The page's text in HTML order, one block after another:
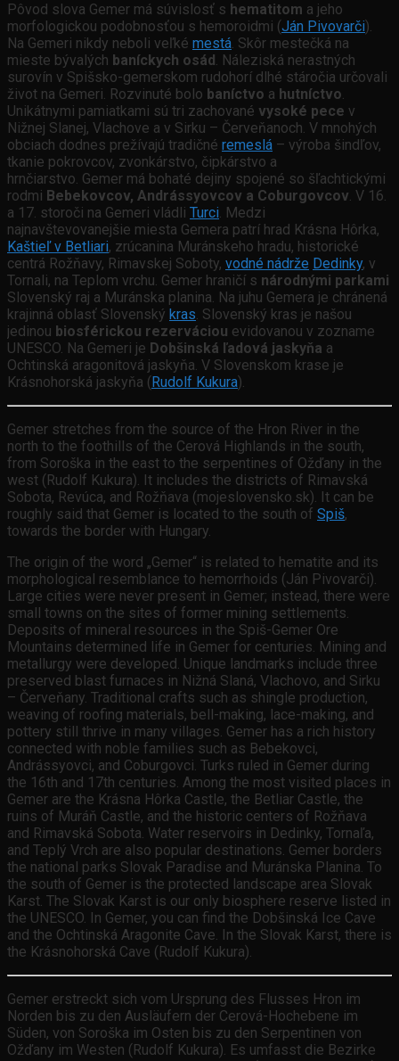
Pôvod slova Gemer má súvislosť s hematitom a jeho
morfologickou podobnosťou s hemoroidmi (Ján Pivovarči).
Na Gemeri nikdy neboli veľké mestá. Skôr mestečká na
mieste bývalých baníckych osád . Náleziská nerastných
surovín v Spišsko-gemerskom rudohorí dlhé stáročia určovali
život na Gemeri. Rozvinuté bolo baníctvo a hutníctvo.
Unikátnymi pamiatkami sú tri zachované vysoké pece v
Nižnej Slanej, Vlachove a v Sirku – Červeňanoch. V mnohých
obciach dodnes prežívajú tradičné remeslá – výroba šindľov,
tkanie pokrovcov, zvonkárstvo, čipkárstvo a
hrnčiarstvo. Gemer má bohaté dejiny spojené so šľachtickými
rodmi Bebekovcov, Andrássyovcov a Coburgovcov. V 16.
a 17. storoči na Gemeri vládli Turci. Medzi
najnavštevovanejšie miesta Gemera patrí hrad Krásna Hôrka,
Kaštieľ v Betliari, zrúcanina Muránskeho hradu, historické
centrá Rožňavy, Rimavskej Soboty, vodné nádrže Dedinky, v
Tornali, na Teplom vrchu. Gemer hraničí s národnými parkami
Slovenský raj a Muránska planina. Na juhu Gemera je chránená
krajinná oblasť Slovenský kras. Slovenský kras je našou
jedinou biosférickou rezerváciou evidovanou v zozname
UNESCO. Na Gemeri je Dobšinská ľadová jaskyňa a
Ochtinská aragonitová jaskyňa. V Slovenskom krase je
Krásnohorská jaskyňa ( Rudolf Kukura).
Gemer stretches from the source of the Hron River in the
north to the foothills of the Cerová Highlands in the south,
from Soroška in the east to the serpentines of Ožďany in the
west (Rudolf Kukura). It includes the districts of Rimavská
Sobota, Revúca, and Rožňava (mojeslovensko.sk). It can be
roughly said that Gemer is located to the south of Spiš,
towards the border with Hungary.
The origin of the word „Gemer“ is related to hematite and its
morphological resemblance to hemorrhoids (Ján Pivovarči).
Large cities were never present in Gemer; instead, there were
small towns on the sites of former mining settlements.
Deposits of mineral resources in the Spiš-Gemer Ore
Mountains determined life in Gemer for centuries. Mining and
metallurgy were developed. Unique landmarks include three
preserved blast furnaces in Nižná Slaná, Vlachovo, and Sirku
– Červeňany. Traditional crafts such as shingle production,
weaving of roofing materials, bell-making, lace-making, and
pottery still thrive in many villages. Gemer has a rich history
connected with noble families such as Bebekovci,
Andrássyovci, and Coburgovci. Turks ruled in Gemer during
the 16th and 17th centuries. Among the most visited places in
Gemer are the Krásna Hôrka Castle, the Betliar Castle, the
ruins of Muráň Castle, and the historic centers of Rožňava
and Rimavská Sobota. Water reservoirs in Dedinky, Tornaľa,
and Teplý Vrch are also popular destinations. Gemer borders
the national parks Slovak Paradise and Muránska Planina. To
the south of Gemer is the protected landscape area Slovak
Karst. The Slovak Karst is our only biosphere reserve listed in
the UNESCO. In Gemer, you can find the Dobšinská Ice Cave
and the Ochtinská Aragonite Cave. In the Slovak Karst, there is
the Krásnohorská Cave (Rudolf Kukura).
Gemer erstreckt sich vom Ursprung des Flusses Hron im
Norden bis zu den Ausläufern der Cerová-Hochebene im
Süden, von Soroška im Osten bis zu den Serpentinen von
Ožďany im Westen (Rudolf Kukura). Es umfasst die Bezirke